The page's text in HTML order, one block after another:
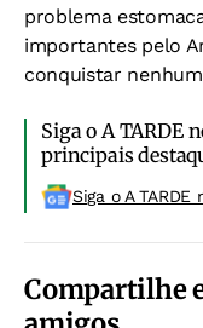
problema
importantes pelo
conquistar
Siga o A TARDE
principais
Siga o A
Compartilhe